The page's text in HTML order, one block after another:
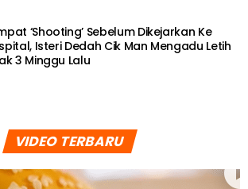
‘Shooting’ Sebelum Dikejarkan Ke
Isteri Dedah Cik Man Mengadu Letih
3 Minggu Lalu
VIDEO TERBARU